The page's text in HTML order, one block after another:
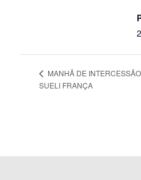
MANHÃ DE
SUELI FRANÇA